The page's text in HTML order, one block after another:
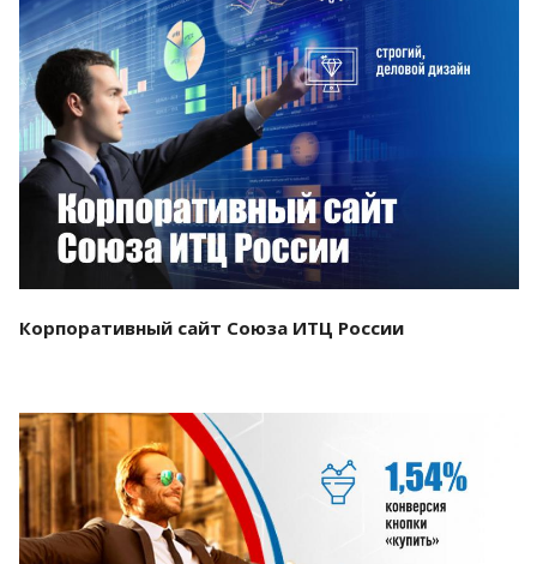
Смотреть проект
Корпоративный сайт Союза ИТЦ России